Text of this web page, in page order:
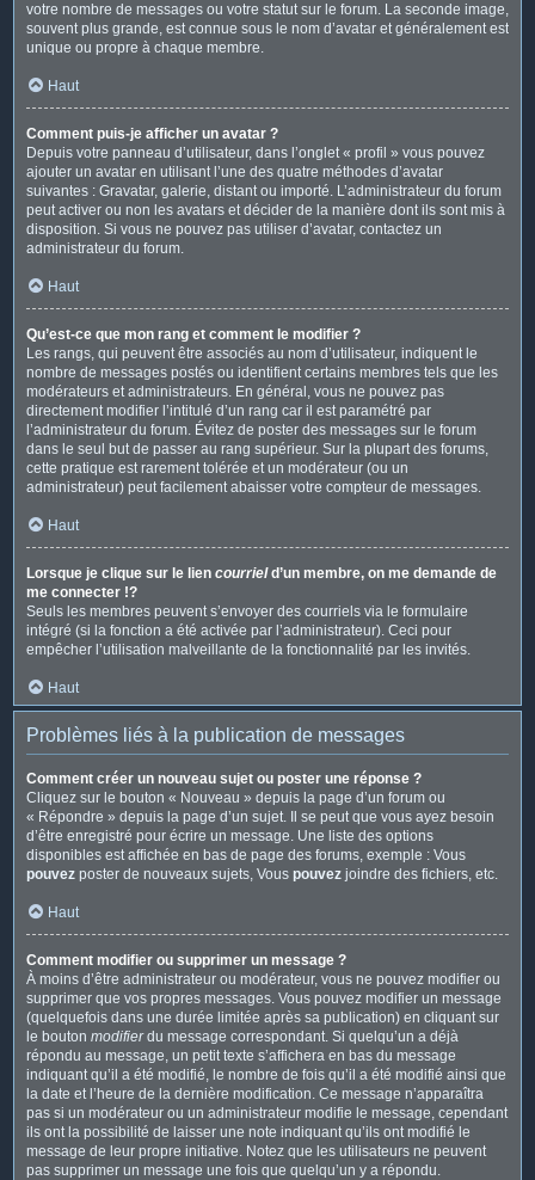
votre nombre de messages ou votre statut sur le forum. La seconde image,
souvent plus grande, est connue sous le nom d’avatar et généralement est
unique ou propre à chaque membre.
Haut
Comment puis-je afficher un avatar ?
Depuis votre panneau d’utilisateur, dans l’onglet « profil » vous pouvez
ajouter un avatar en utilisant l’une des quatre méthodes d’avatar
suivantes : Gravatar, galerie, distant ou importé. L’administrateur du forum
peut activer ou non les avatars et décider de la manière dont ils sont mis à
disposition. Si vous ne pouvez pas utiliser d’avatar, contactez un
administrateur du forum.
Haut
Qu’est-ce que mon rang et comment le modifier ?
Les rangs, qui peuvent être associés au nom d’utilisateur, indiquent le
nombre de messages postés ou identifient certains membres tels que les
modérateurs et administrateurs. En général, vous ne pouvez pas
directement modifier l’intitulé d’un rang car il est paramétré par
l’administrateur du forum. Évitez de poster des messages sur le forum
dans le seul but de passer au rang supérieur. Sur la plupart des forums,
cette pratique est rarement tolérée et un modérateur (ou un
administrateur) peut facilement abaisser votre compteur de messages.
Haut
Lorsque je clique sur le lien courrield’un membre, on me demande de
me connecter !?
Seuls les membres peuvent s’envoyer des courriels via le formulaire
intégré (si la fonction a été activée par l’administrateur). Ceci pour
empêcher l’utilisation malveillante de la fonctionnalité par les invités.
Haut
Problèmes liés à la publication de messages
Comment créer un nouveau sujet ou poster une réponse ?
Cliquez sur le bouton « Nouveau » depuis la page d’un forum ou
« Répondre » depuis la page d’un sujet. Il se peut que vous ayez besoin
d’être enregistré pour écrire un message. Une liste des options
disponibles est affichée en bas de page des forums, exemple : Vous
pouvez poster de nouveaux sujets, Vous pouvez joindre des fichiers, etc.
Haut
Comment modifier ou supprimer un message ?
À moins d’être administrateur ou modérateur, vous ne pouvez modifier ou
supprimer que vos propres messages. Vous pouvez modifier un message
(quelquefois dans une durée limitée après sa publication) en cliquant sur
le bouton modifierdu message correspondant. Si quelqu’un a déjà
répondu au message, un petit texte s’affichera en bas du message
indiquant qu’il a été modifié, le nombre de fois qu’il a été modifié ainsi que
la date et l’heure de la dernière modification. Ce message n’apparaîtra
pas si un modérateur ou un administrateur modifie le message, cependant
ils ont la possibilité de laisser une note indiquant qu’ils ont modifié le
message de leur propre initiative. Notez que les utilisateurs ne peuvent
pas supprimer un message une fois que quelqu’un y a répondu.